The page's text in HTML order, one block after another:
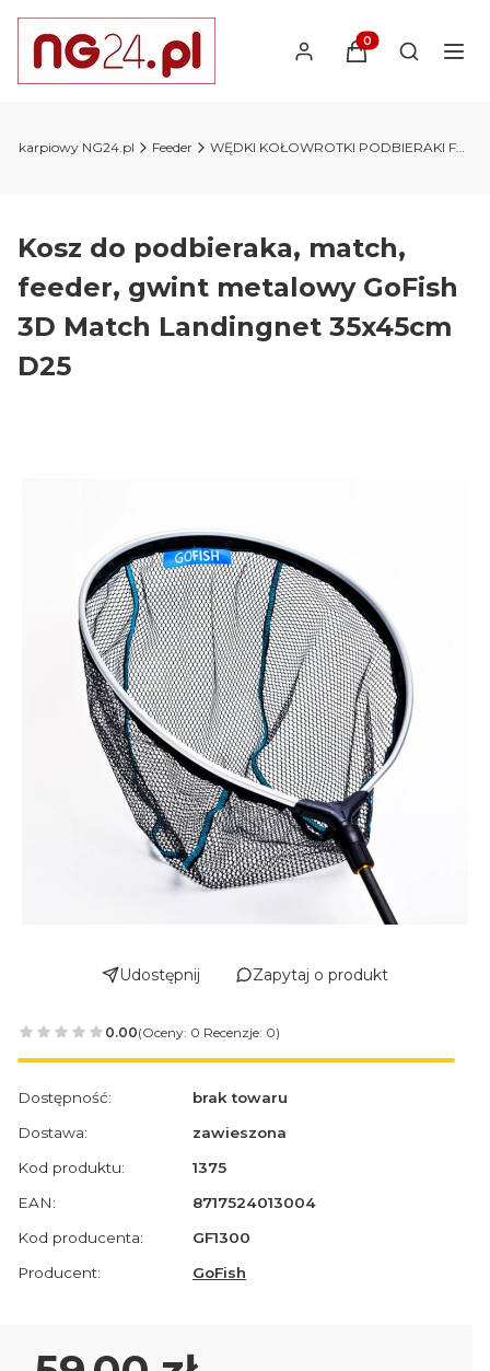
Produkty w
Otwórz
karpiowy NG24.pl Feeder WĘDKI KOŁOWROTKI PODBIERAKI FEEDER MATCH
Kosz do podbieraka, match,
feeder, gwint metalowy GoFish
3D Match Landingnet 35x45cm
D25
Udostępnij Zapytaj o produkt
0.00(Oceny: 0 Recenzje: 0)
Dostępność:
brak towaru
Dostawa:
zawieszona
Kod produktu:
1375
EAN:
8717524013004
Kod producenta:
GF1300
Producent:
GoFish